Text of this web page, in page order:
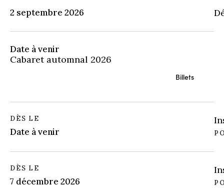
2 septembre 2026
Date à venir
Cabaret automnal 2026
Billets
DÈS LE
Date à venir
DÈS LE
7 décembre 2026